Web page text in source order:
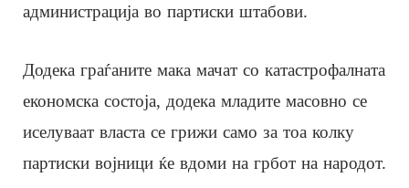
администрација во партиски штабови.
Додека граѓаните мака мачат со катастрофалната
економска состоја, додека младите масовно се
иселуваат власта се грижи само за тоа колку
партиски војници ќе вдоми на грбот на народот.